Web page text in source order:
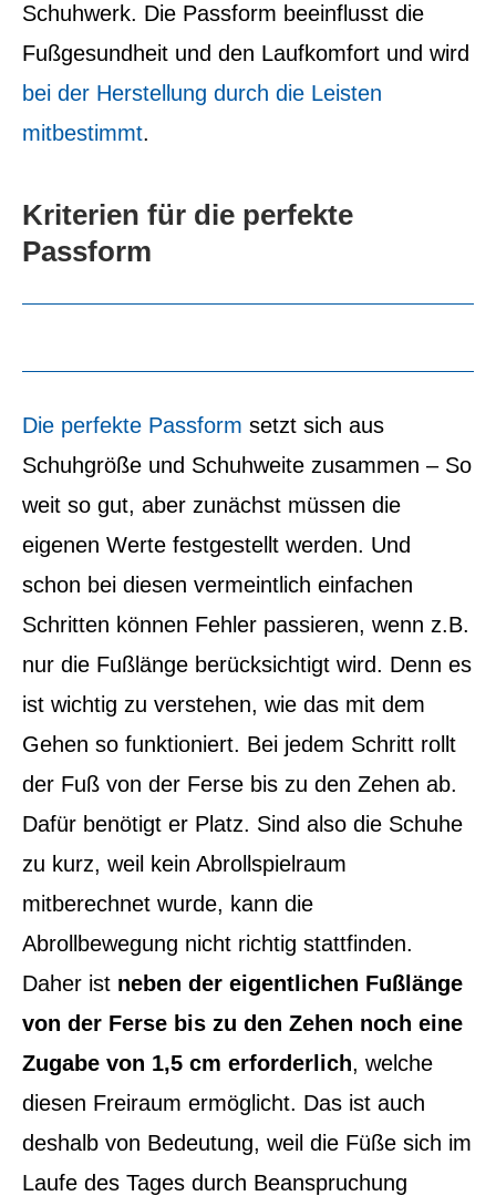
Schuhwerk. Die Passform beeinflusst die
Fußgesundheit und den Laufkomfort und wird
bei der Herstellung durch die Leisten
mitbestimmt.
Kriterien für die perfekte
Passform
Die perfekte Passform setzt sich aus
Schuhgröße und Schuhweite zusammen – So
weit so gut, aber zunächst müssen die
eigenen Werte festgestellt werden. Und
schon bei diesen vermeintlich einfachen
Schritten können Fehler passieren, wenn z.B.
nur die Fußlänge berücksichtigt wird. Denn es
ist wichtig zu verstehen, wie das mit dem
Gehen so funktioniert. Bei jedem Schritt rollt
der Fuß von der Ferse bis zu den Zehen ab.
Dafür benötigt er Platz. Sind also die Schuhe
zu kurz, weil kein Abrollspielraum
mitberechnet wurde, kann die
Abrollbewegung nicht richtig stattfinden.
Daher ist neben der eigentlichen Fußlänge
von der Ferse bis zu den Zehen noch eine
Zugabe von 1,5 cm erforderlich, welche
diesen Freiraum ermöglicht. Das ist auch
deshalb von Bedeutung, weil die Füße sich im
Laufe des Tages durch Beanspruchung